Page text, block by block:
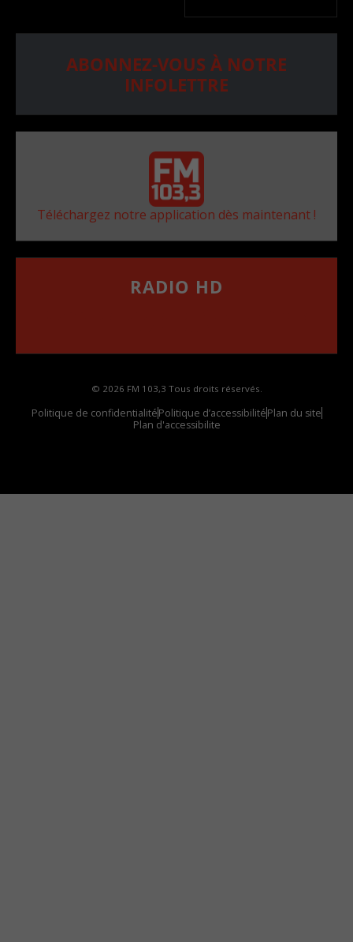
ABONNEZ-VOUS À NOTRE
INFOLETTRE
Téléchargez notre application dès maintenant !
RADIO HD
© 2026 FM 103,3 Tous droits réservés.
Politique de confidentialitéPolitique d’accessibilitéPlan du site
Plan d'accessibilite